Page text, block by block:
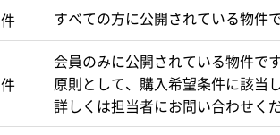
件 すべての方に公開されている物件で
件
会員のみに公開されている物件です
原則として、購入希望条件に該当
詳しくは担当者にお問い合わせくだ